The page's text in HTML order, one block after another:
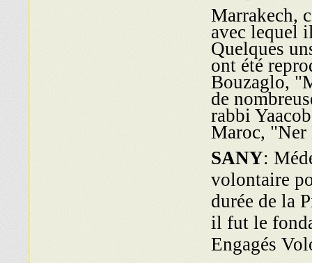
Marrakech,
avec lequel
Quelques
ont été
Bouzaglo,
de
rabbi
Maroc, "Ner
SANY:
volontaire
durée de la
il fut le
Engagés